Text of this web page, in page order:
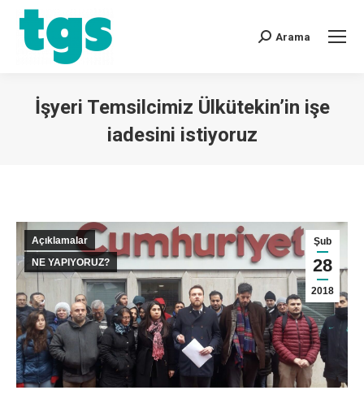
Arama
İşyeri Temsilcimiz Ülkütekin’in işe
iadesini istiyoruz
Şub
28
2018
Açıklamalar
NE YAPIYORUZ?